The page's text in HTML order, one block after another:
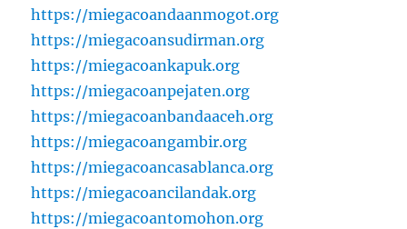
https://miegacoandaanmogot.org
https://miegacoansudirman.org
https://miegacoankapuk.org
https://miegacoanpejaten.org
https://miegacoanbandaaceh.org
https://miegacoangambir.org
https://miegacoancasablanca.org
https://miegacoancilandak.org
https://miegacoantomohon.org